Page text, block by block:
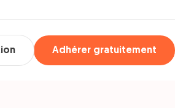
Adhérer gratuitement